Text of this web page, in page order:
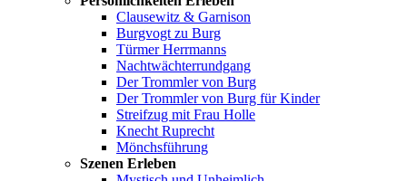
Clausewitz & Garnison
Burgvogt zu Burg
Türmer Herrmanns
Nachtwächterrundgang
Der Trommler von Burg
Der Trommler von Burg für Kinder
Streifzug mit Frau Holle
Knecht Ruprecht
Mönchsführung
Szenen Erleben